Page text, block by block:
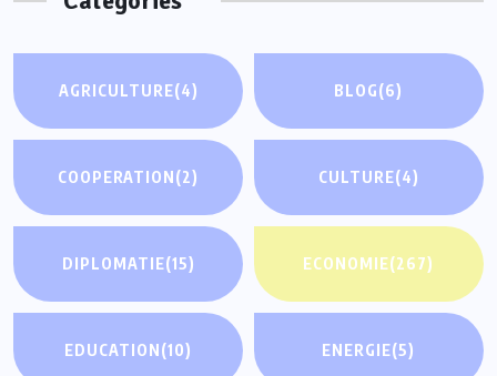
AGRICULTURE(4) BLOG(6)
COOPERATION(2) CULTURE(4)
DIPLOMATIE(15) ECONOMIE(267)
EDUCATION(10) ENERGIE(5)